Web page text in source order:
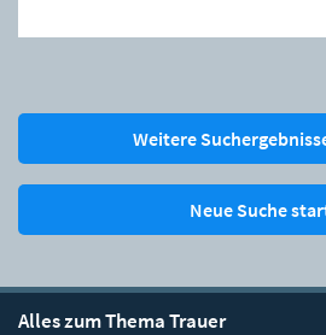
Weitere
Neue Suche
Alles zum Thema Trauer